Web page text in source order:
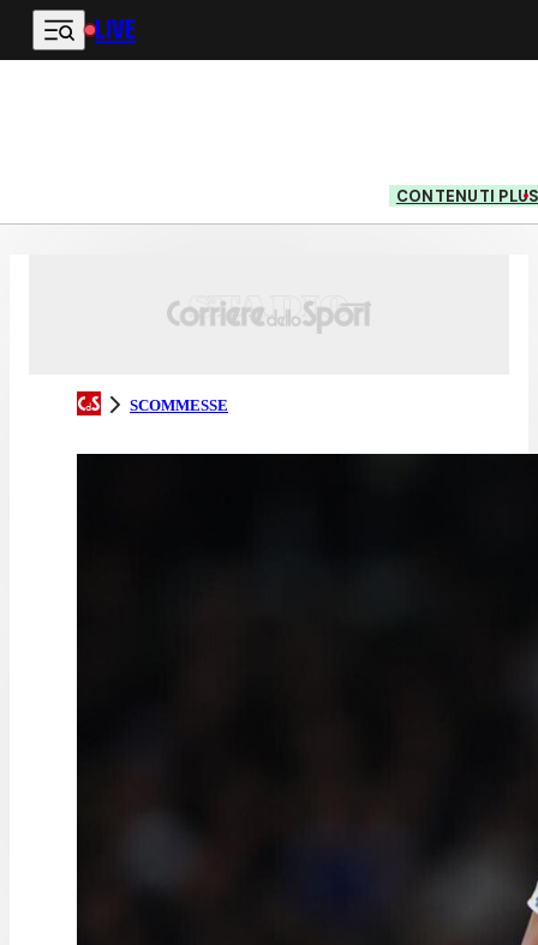
Vai al contenuto principale
LIVE
CONTENUTI
SCOMMESSE